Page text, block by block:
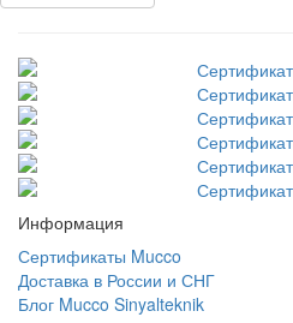
Информация
Сертификаты Mucco
Доставка в России и СНГ
Блог Mucco Sinyalteknik